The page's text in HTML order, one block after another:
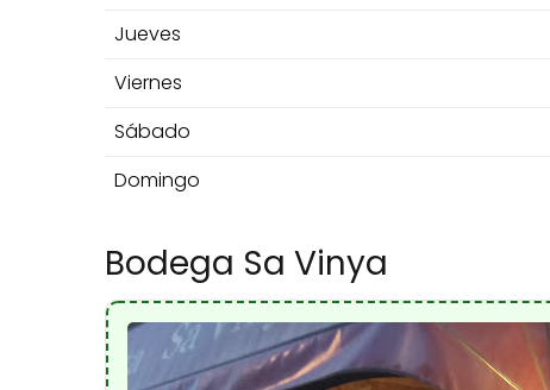
Jueves
Viernes
Sábado
Domingo
Bodega Sa Vinya